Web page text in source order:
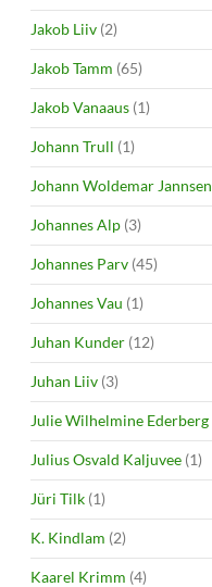
Jakob Liiv (2)
Jakob Tamm (65)
Jakob Vanaaus (1)
Johann Trull (1)
Johann Woldemar Jannsen
Johannes Alp (3)
Johannes Parv (45)
Johannes Vau (1)
Juhan Kunder (12)
Juhan Liiv (3)
Julie Wilhelmine Ederberg
Julius Osvald Kaljuvee (1)
Jüri Tilk (1)
K. Kindlam (2)
Kaarel Krimm (4)